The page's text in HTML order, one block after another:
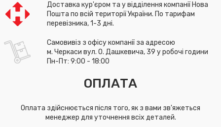
Доставка кур'єром та у відділення компанії Нова
Пошта по всій території України. По тарифам
перевізника, 1-3 дні.
Самовивіз з офісу компанії за адресою
м. Черкаси вул. О. Дашкевича, 39 у робочі години
Пн-Пт: 9:00 - 18:00
ОПЛАТА
Оплата здійснюється після того, як з вами зв'яжеться
менеджер для уточнення всіх деталей.